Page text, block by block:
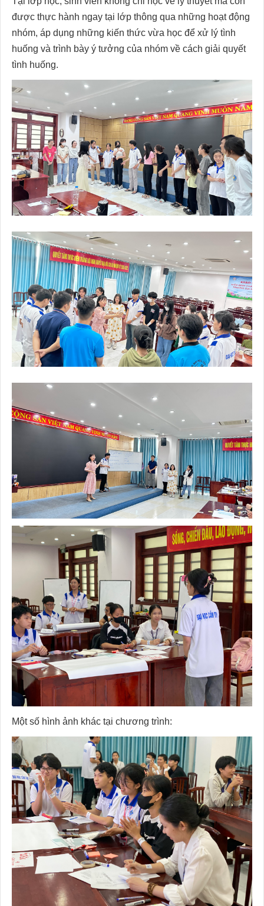
được thực hành ngay tại lớp thông qua những hoạt động
nhóm, áp dụng những kiến thức vừa học để xử lý tình
huống và trình bày ý tưởng của nhóm về cách giải quyết
tình huống.
Một số hình ảnh khác tại chương trình: